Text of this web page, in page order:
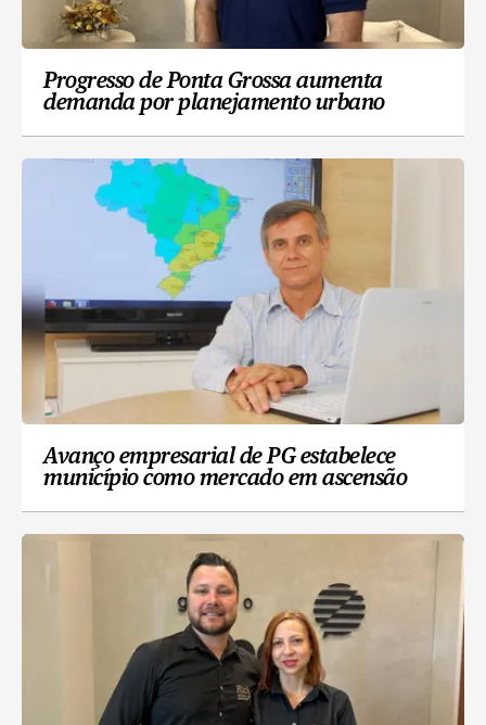
Progresso de Ponta Grossa aumenta
demanda por planejamento urbano
Avanço empresarial de PG estabelece
município como mercado em ascensão